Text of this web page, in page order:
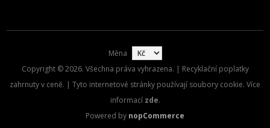
Měna
Copyright © 2026. Všechna práva vyhrazena. | Recyklační poplatky
zahrnuty v ceně. | Tyto internetové stránky používají soubory cookie. Více
informací zde.
Powered by nopCommerce